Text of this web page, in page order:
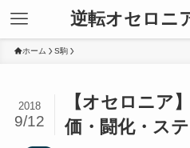
逆転オセロニ
ホーム S駒
【オセロニア
価・闘化・ス
2018
9/12